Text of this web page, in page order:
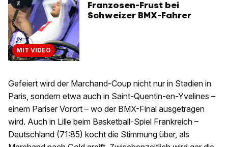
MIT VIDEO
Franzosen-Frust bei
Schweizer BMX-Fahrer
Gefeiert wird der Marchand-Coup nicht nur in Stadien in
Paris, sondern etwa auch in Saint-Quentin-en-Yvelines –
einem Pariser Vorort – wo der BMX-Final ausgetragen
wird. Auch in Lille beim Basketball-Spiel Frankreich –
Deutschland (71:85) kocht die Stimmung über, als